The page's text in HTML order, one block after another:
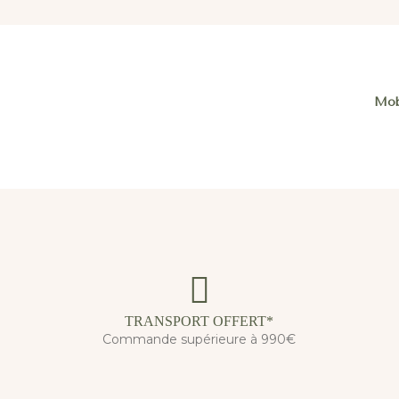
TRANSPORT OFFERT*
Commande supérieure à 990€